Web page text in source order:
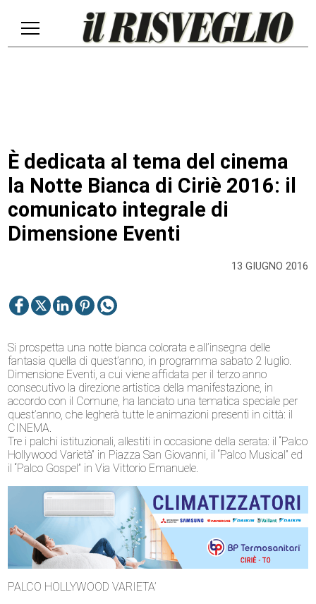
13 GIUGNO 2016
È dedicata al tema del cinema
la Notte Bianca di Ciriè 2016: il
comunicato integrale di
Dimensione Eventi
Si prospetta una notte bianca colorata e all’insegna delle
fantasia quella di quest’anno, in programma sabato 2 luglio.
Dimensione Eventi, a cui viene affidata per il terzo anno
consecutivo la direzione artistica della manifestazione, in
accordo con il Comune, ha lanciato una tematica speciale per
quest’anno, che legherà tutte le animazioni presenti in città: il
CINEMA.
Tre i palchi istituzionali, allestiti in occasione della serata: il “Palco
Hollywood Varietà” in Piazza San Giovanni, il “Palco Musical” ed
il “Palco Gospel” in Via Vittorio Emanuele.
PALCO HOLLYWOOD VARIETA’